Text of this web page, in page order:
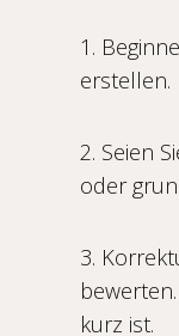
1.
erstellen.
2. Seien
oder
3.
kurz ist.